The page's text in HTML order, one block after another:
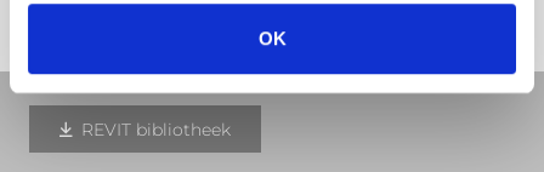
OK
REVIT bibliotheek